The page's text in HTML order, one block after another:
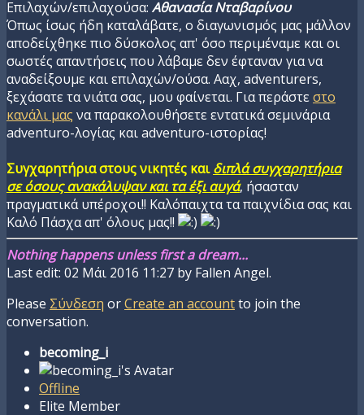
Επιλαχών/επιλαχούσα: Αθανασία Νταβαρίνου
Όπως ίσως ήδη καταλάβατε, ο διαγωνισμός μας μάλλον
αποδείχθηκε πιο δύσκολος απ' όσο περιμέναμε και οι
σωστές απαντήσεις που λάβαμε δεν έφταναν για να
αναδείξουμε και επιλαχών/ούσα. Ααχ, adventurers,
ξεχάσατε τα νιάτα σας, μου φαίνεται. Για περάστεστο
κανάλι μας να παρακολουθήσετε εντατικά σεμινάρια
adventuro-λογίας και adventuro-ιστορίας!
Συγχαρητήρια στους νικητές καιδιπλά συγχαρητήρια
σε όσους ανακάλυψαν και τα έξι αυγά, ήσασταν
πραγματικά υπέροχοι!! Καλόπαιχτα τα παιχνίδια σας και
Καλό Πάσχα απ' όλους μας!!
Nothing happens unless first a dream...
Last edit: 02 Μάι 2016 11:27 by Fallen Angel.
Please Σύνδεση orCreate an accountto join the
conversation.
becoming_i
Offline
Elite Member